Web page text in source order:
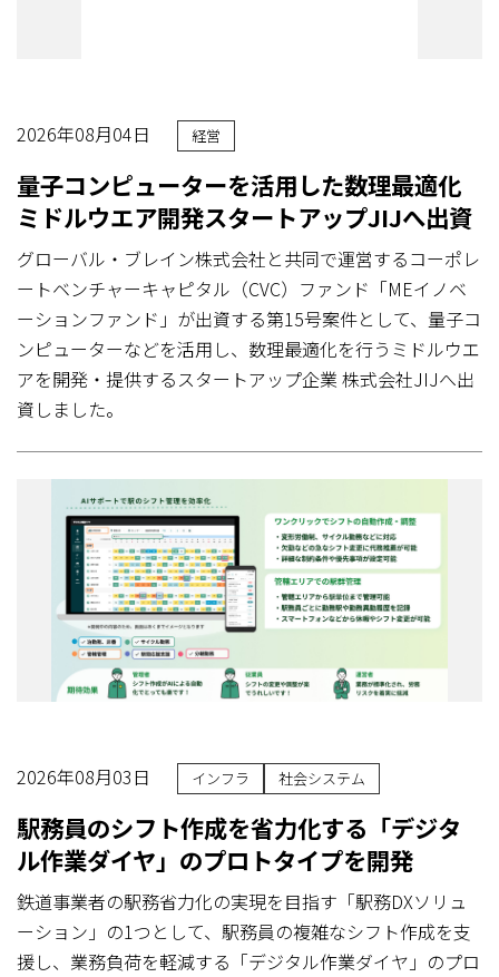
2026年08月04日 経営
量子コンピューターを活用した数理最適化
ミドルウエア開発スタートアップJIJへ出資
グローバル・ブレイン株式会社と共同で運営するコーポレ
ートベンチャーキャピタル（CVC）ファンド「MEイノベ
ーションファンド」が出資する第15号案件として、量子コ
ンピューターなどを活用し、数理最適化を行うミドルウエ
アを開発・提供するスタートアップ企業 株式会社JIJへ出
資しました。
2026年08月03日 インフラ 社会システム
駅務員のシフト作成を省力化する「デジタ
ル作業ダイヤ」のプロトタイプを開発
鉄道事業者の駅務省力化の実現を目指す「駅務DXソリュ
ーション」の1つとして、駅務員の複雑なシフト作成を支
援し、業務負荷を軽減する「デジタル作業ダイヤ」のプロ